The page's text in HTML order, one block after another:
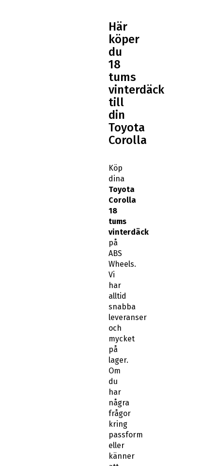
Här
köper
du
18
tums
vinterdäck
till
din
Toyota
Corolla
Köp
dina
Toyota
Corolla
18
tums
vinterdäck
på
ABS
Wheels.
Vi
har
alltid
snabba
leveranser
och
mycket
på
lager.
Om
du
har
några
frågor
kring
passform
eller
känner